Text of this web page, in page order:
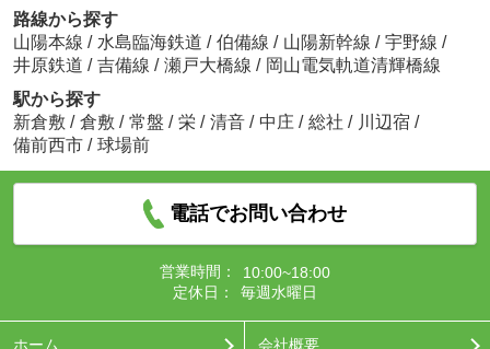
路線から探す
山陽本線 / 水島臨海鉄道 / 伯備線 / 山陽新幹線 / 宇野線 /
井原鉄道 / 吉備線 / 瀬戸大橋線 / 岡山電気軌道清輝橋線
駅から探す
新倉敷 / 倉敷 / 常盤 / 栄 / 清音 / 中庄 / 総社 / 川辺宿 /
備前西市 / 球場前
電話でお問い合わせ
営業時間：
10:00~18:00
定休日：
毎週水曜日
ホーム 会社概要